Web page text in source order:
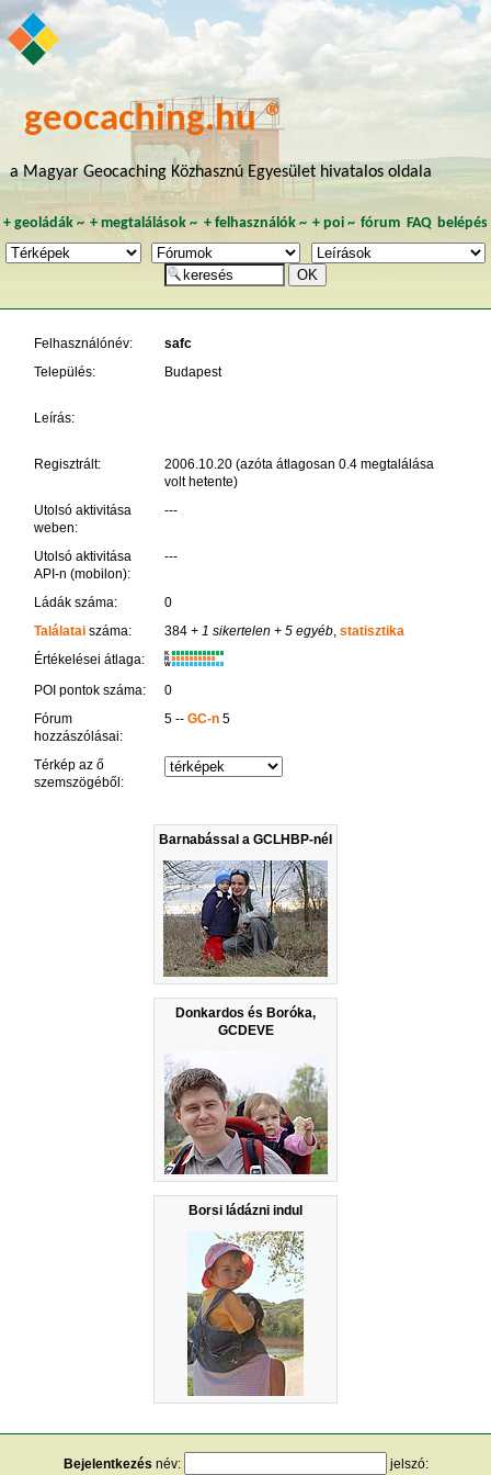
geocaching.hu ®
a Magyar Geocaching Közhasznú Egyesület hivatalos oldala
+ geoládák~ +megtalálások ~ + felhasználók~ + poi~ fórum FAQ belépés
Barnabással a GCLHBP-nél
Donkardos és Boróka,
GCDEVE
Borsi ládázni indul
Felhasználónév:
safc
Település:
Budapest
Leírás:
Regisztrált:
2006.10.20 (azóta átlagosan 0.4 megtalálása
volt hetente)
Utolsó aktivitása
weben:
---
Utolsó aktivitása
API-n (mobilon):
---
Ládák száma:
0
Találataiszáma: 384+ 1 sikertelen + 5 egyéb, statisztika
Értékelései átlaga:
K
R
W
POI pontok száma:
0
Fórum
hozzászólásai:
5 -- GC-n5
Térkép az ő
szemszögéből:
Bejelentkezés név: jelszó: